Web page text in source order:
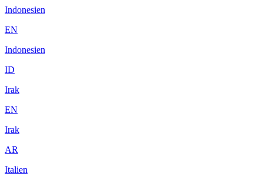
Indonesien
EN
Indonesien
ID
Irak
EN
Irak
AR
Italien